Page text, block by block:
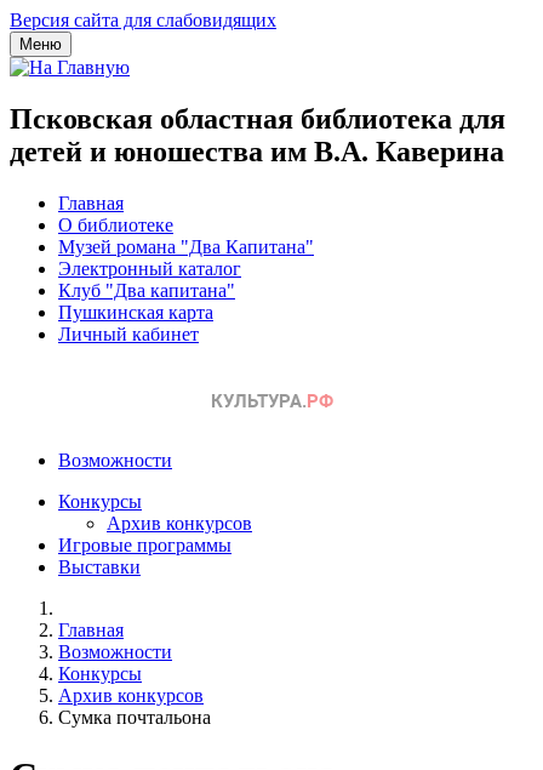
Версия сайта для слабовидящих
Меню
Псковская областная библиотека для
детей и юношества им В.А. Каверина
Главная
О библиотеке
Музей романа "Два Капитана"
Электронный каталог
Клуб "Два капитана"
Пушкинская карта
Личный кабинет
Возможности
Конкурсы
Архив конкурсов
Игровые программы
Выставки
Главная
Возможности
Конкурсы
Архив конкурсов
Сумка почтальона